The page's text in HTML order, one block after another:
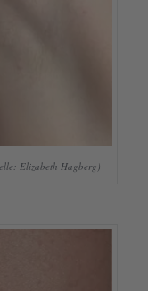
Eliza­beth Hagberg)